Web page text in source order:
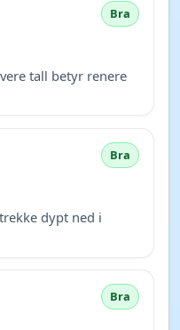
Bra
tall betyr renere
Bra
dypt ned i
Bra